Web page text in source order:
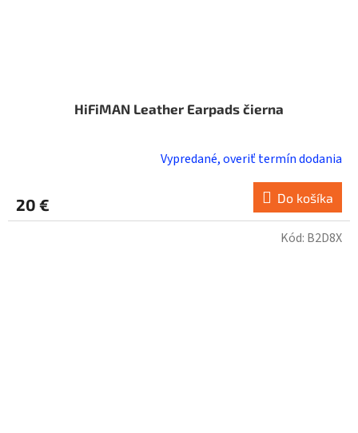
HiFiMAN Leather Earpads čierna
Vypredané, overiť termín dodania
20 € Do košíka
Kód: B2D8X